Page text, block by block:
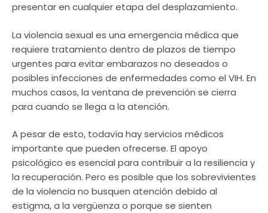
presentar en cualquier etapa del desplazamiento.
La violencia sexual es una emergencia médica que
requiere tratamiento dentro de plazos de tiempo
urgentes para evitar embarazos no deseados o
posibles infecciones de enfermedades como el VIH. En
muchos casos, la ventana de prevención se cierra
para cuando se llega a la atención.
A pesar de esto, todavía hay servicios médicos
importante que pueden ofrecerse. El apoyo
psicológico es esencial para contribuir a la resiliencia y
la recuperación. Pero es posible que los sobrevivientes
de la violencia no busquen atención debido al
estigma, a la vergüenza o porque se sienten